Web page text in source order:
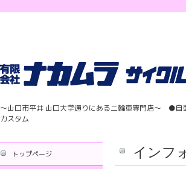
〜山口市平井 山口大学通りにある二輪車専門店〜 ●
カスタム
インフ
トップページ